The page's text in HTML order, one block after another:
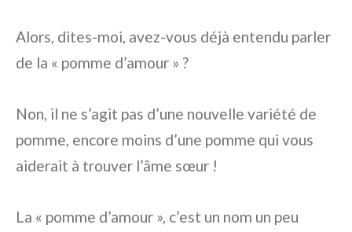
Alors, dites-moi, avez-vous déjà entendu parler
de la « pomme d’amour » ?
Non, il ne s’agit pas d’une nouvelle variété de
pomme, encore moins d’une pomme qui vous
aiderait à trouver l’âme sœur !
La « pomme d’amour », c’est un nom un peu